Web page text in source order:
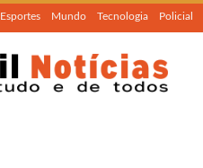
Esportes Mundo Tecnologia Policial